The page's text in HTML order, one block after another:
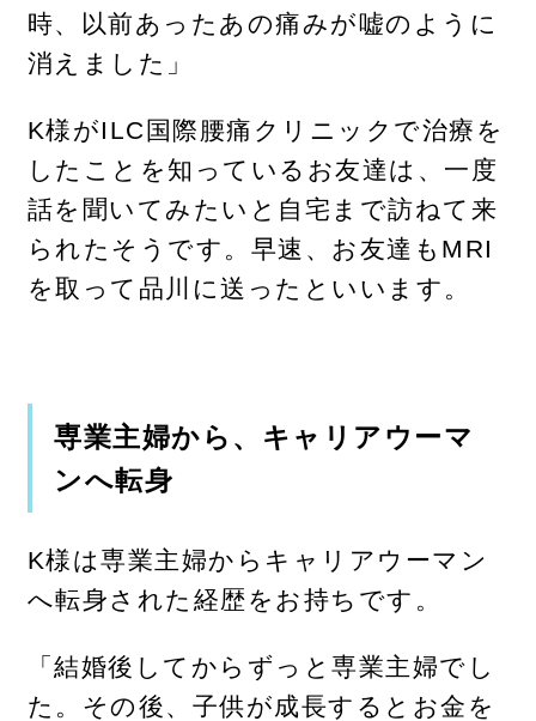
時、以前あったあの痛みが嘘のように
消えました」
K様がILC国際腰痛クリニックで治療を
したことを知っているお友達は、一度
話を聞いてみたいと自宅まで訪ねて来
られたそうです。早速、お友達もMRI
を取って品川に送ったといいます。
専業主婦から、キャリアウーマ
ンへ転身
K様は専業主婦からキャリアウーマン
へ転身された経歴をお持ちです。
「結婚後してからずっと専業主婦でし
た。その後、子供が成長するとお金を